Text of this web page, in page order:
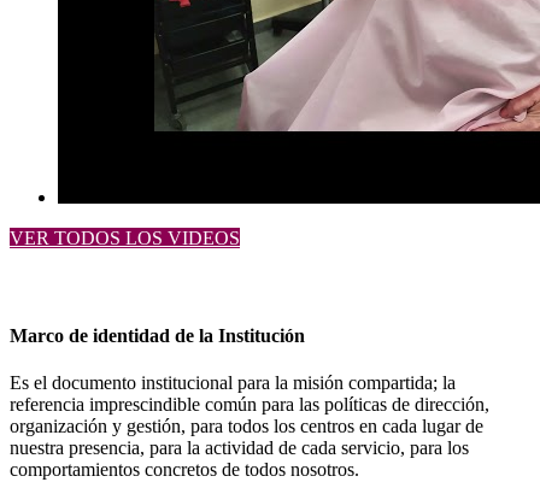
VER TODOS LOS VIDEOS
Marco de identidad de la Institución
Es el documento institucional para la misión compartida; la
referencia imprescindible común para las políticas de dirección,
organización y gestión, para todos los centros en cada lugar de
nuestra presencia, para la actividad de cada servicio, para los
comportamientos concretos de todos nosotros.